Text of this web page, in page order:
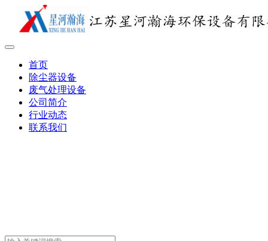
首页
除尘器设备
废气处理设备
公司简介
行业动态
联系我们